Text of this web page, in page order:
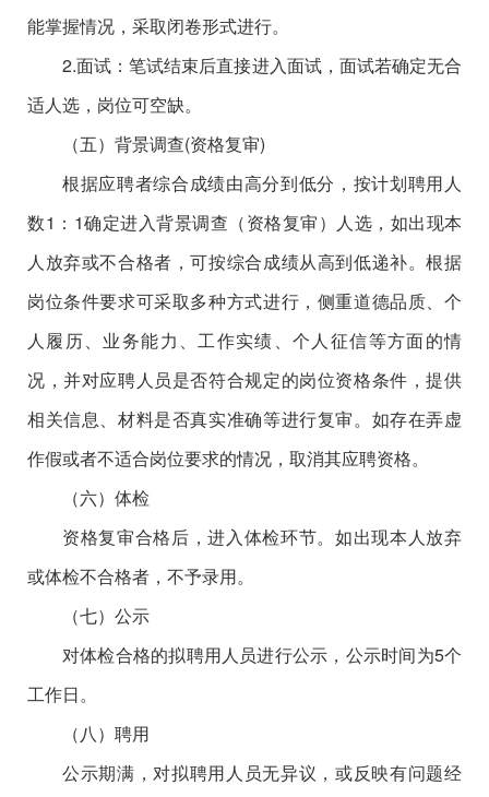
能掌握情况，采取闭卷形式进行。
2.面试：笔试结束后直接进入面试，面试若确定无合
适人选，岗位可空缺。
（五）背景调查(资格复审)
根据应聘者综合成绩由高分到低分，按计划聘用人
数1 ： 1确定进入背景调查（资格复审）人选，如出现本
人放弃或不合格者，可按综合成绩从高到低递补。根据
岗位条件要求可采取多种方式进行，侧重道德品质、个
人履历、业务能力、工作实绩、个人征信等方面的情
况，并对应聘人员是否符合规定的岗位资格条件，提供
相关信息、材料是否真实准确等进行复审。如存在弄虚
作假或者不适合岗位要求的情况，取消其应聘资格。
（六）体检
资格复审合格后，进入体检环节。如出现本人放弃
或体检不合格者，不予录用。
（七）公示
对体检合格的拟聘用人员进行公示，公示时间为5个
工作日。
（八）聘用
公示期满，对拟聘用人员无异议，或反映有问题经